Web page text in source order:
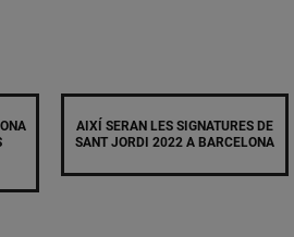
AIXÍ SERAN LES SIGNATURES DE
SANT JORDI 2022 A BARCELONA